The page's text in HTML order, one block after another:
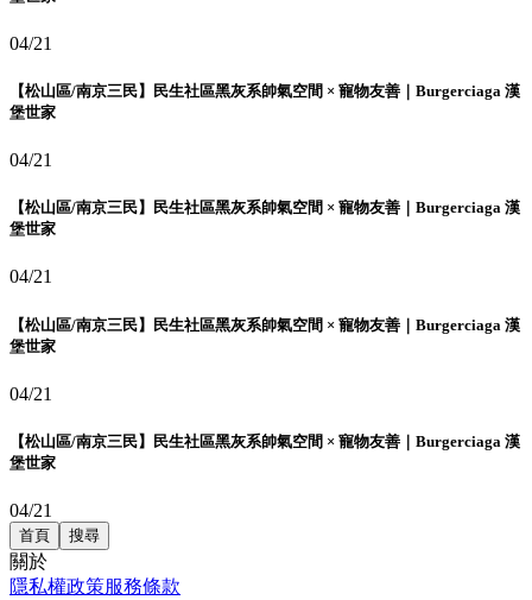
04/21
【松山區/南京三民】民生社區黑灰系帥氣空間 × 寵物友善｜Burgerciaga 漢
堡世家
04/21
【松山區/南京三民】民生社區黑灰系帥氣空間 × 寵物友善｜Burgerciaga 漢
堡世家
04/21
【松山區/南京三民】民生社區黑灰系帥氣空間 × 寵物友善｜Burgerciaga 漢
堡世家
04/21
【松山區/南京三民】民生社區黑灰系帥氣空間 × 寵物友善｜Burgerciaga 漢
堡世家
04/21
首頁 搜尋
關於
隱私權政策服務條款